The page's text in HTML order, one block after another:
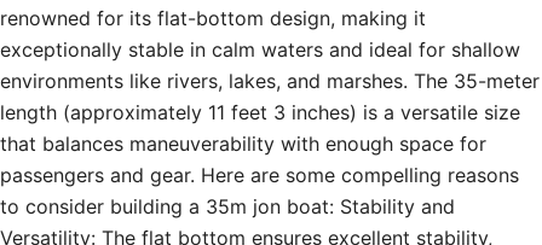
renowned for its flat-bottom design, making it
exceptionally stable in calm waters and ideal for shallow
environments like rivers, lakes, and marshes. The 35-meter
length (approximately 11 feet 3 inches) is a versatile size
that balances maneuverability with enough space for
passengers and gear. Here are some compelling reasons
to consider building a 35m jon boat: Stability and
Versatility: The flat bottom ensures excellent stability,